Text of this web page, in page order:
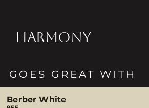
HARMONY
GOES GREAT WITH
Berber White